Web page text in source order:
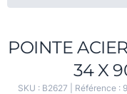
POINTE
34 X
SKU : B2627 | Référence :